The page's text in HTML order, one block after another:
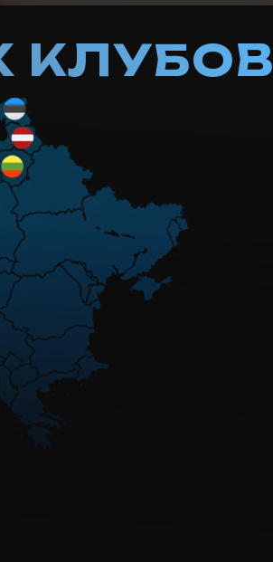
КЛУБОВ